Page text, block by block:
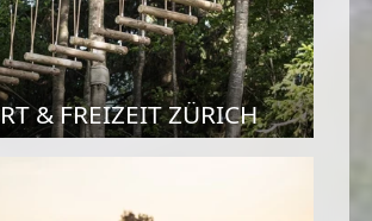
& FREIZEIT ZÜRICH